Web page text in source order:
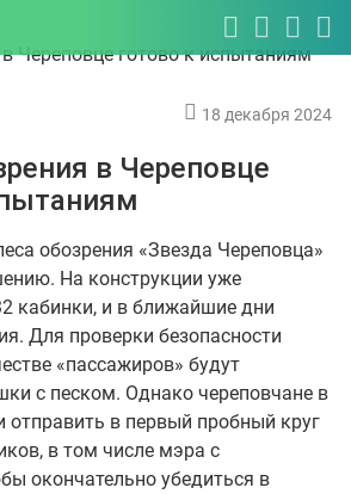
18 декабря 2024
в Череповце
обозрения «Звезда Череповца»
На конструкции уже
кабинки, и в ближайшие дни
Для проверки безопасности
«пассажиров» будут
с песком. Однако череповчане в
отправить в первый пробный круг
в том числе мэра с
окончательно убедиться в